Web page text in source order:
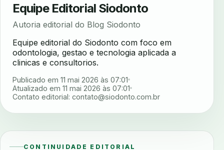
Equipe Editorial Siodonto
Autoria editorial do Blog Siodonto
Equipe editorial do Siodonto com foco em
odontologia, gestao e tecnologia aplicada a
clinicas e consultorios.
Publicado em 11 mai 2026 às 07:01
Atualizado em 11 mai 2026 às 07:01
Contato editorial: contato@siodonto.com.br
CONTINUIDADE EDITORIAL